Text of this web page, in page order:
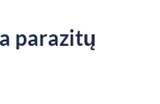
parazitų